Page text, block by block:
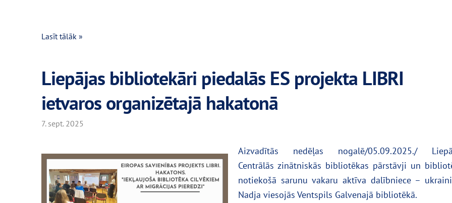
Lasīt tālāk »
Liepājas bibliotekāri piedalās ES projekta LIBRI
ietvaros organizētajā hakatonā
7. sept. 2025
Aizvadītās nedēļas nogalē/05.09.2025./
Centrālās zinātniskās bibliotēkas pārstāvji un
notiekošā sarunu vakaru aktīva dalībniece –
Nadja viesojās Ventspils Galvenajā bibliotēkā.